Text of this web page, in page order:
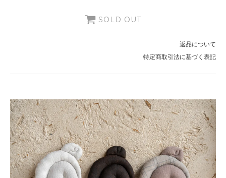
SOLD OUT
返品について
特定商取引法に基づく表記